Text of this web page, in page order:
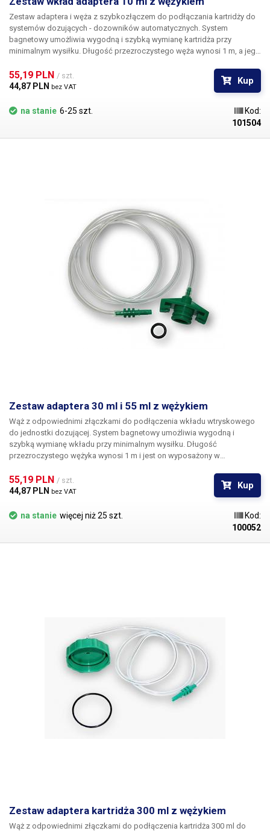
Zestaw adaptera i węża z szybkozłączem do podłączania kartridży do
systemów dozujących - dozowników automatycznych. System
bagnetowy umożliwia wygodną i szybką wymianę kartridża przy
minimalnym wysiłku. Długość przezroczystego węża wynosi 1 m, a jego
podłączenia do złącza John Guest. W zestawie znajduje się gumowy o-
ring.
55,19 PLN / szt.
44,87 PLN bez VAT
Kup
na stanie 6-25 szt.
Kod:
101504
Zestaw adaptera 30 ml i 55 ml z wężykiem
Wąż z odpowiednimi złączkami do podłączenia wkładu wtryskowego
do jednostki dozującej. System bagnetowy umożliwia wygodną i
szybką wymianę wkładu przy minimalnym wysiłku. Długość
przezroczystego wężyka wynosi 1 m i jest on wyposażony w
znajduje się gumowy o-ring.
55,19 PLN / szt.
44,87 PLN bez VAT
Kup
na stanie więcej niż 25 szt.
Kod:
100052
Zestaw adaptera kartridża 300 ml z wężykiem
Wąż z odpowiednimi złączkami do podłączenia kartridża 300 ml do